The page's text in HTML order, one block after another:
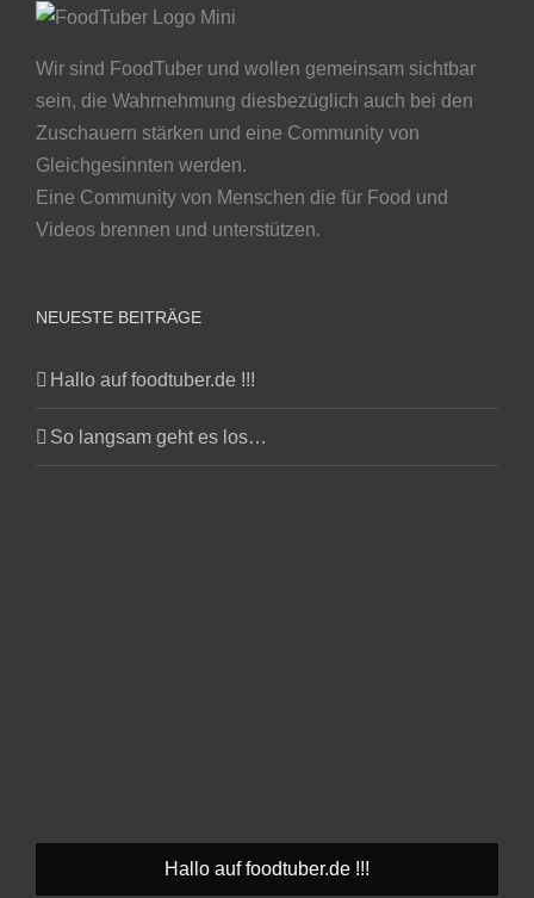
Wir sind FoodTuber und wollen gemeinsam sichtbar
sein, die Wahrnehmung diesbezüglich auch bei den
Zuschauern stärken und eine Community von
Gleichgesinnten werden.
Eine Community von Menschen die für Food und
Videos brennen und unterstützen.
NEUESTE BEITRÄGE
Hallo auf foodtuber.de !!!
So langsam geht es los…
Hallo auf foodtuber.de !!!